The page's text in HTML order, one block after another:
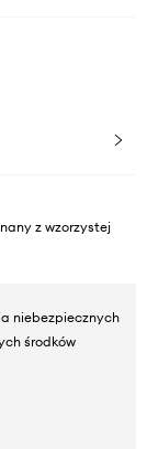
z wzorzystej
niebezpiecznych
środków